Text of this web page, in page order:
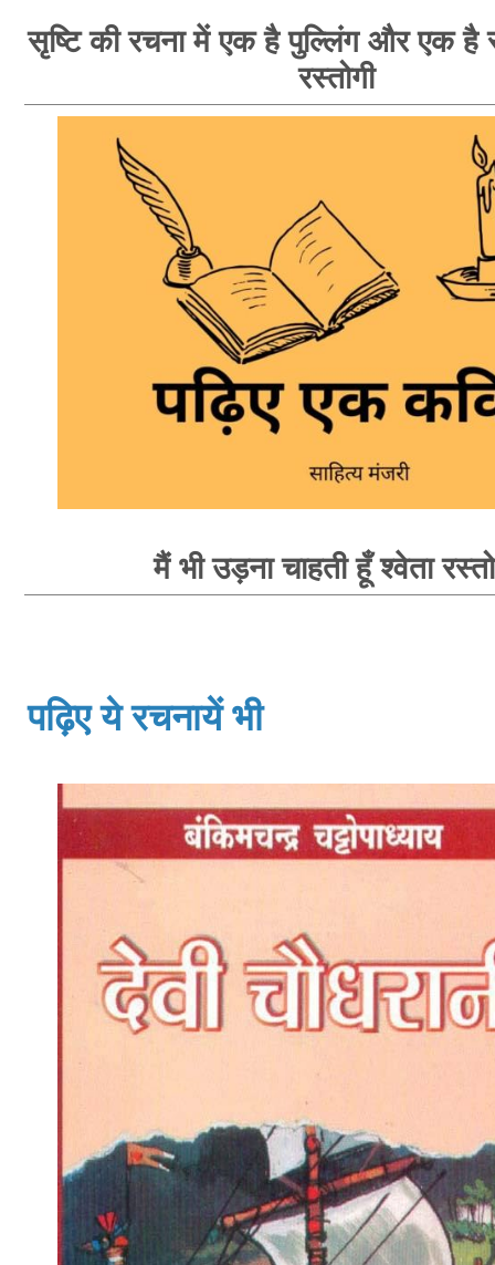
सृष्टि की रचना में एक है पुल्लिंग और एक है
रस्तोगी
मैं भी उड़ना चाहती हूँ श्वेता
पढ़िए ये रचनायें भी